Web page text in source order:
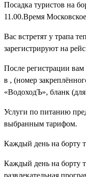
Посадка туристов на
11.00.Время
Вас встретят у трапа
зарегистрируют на
После регистрации
в , (номер
«ВодоходЪ», бланк
Услуги по питанию
выбранным тарифом.
Каждый день на борту
Каждый день на борту
развлекательная